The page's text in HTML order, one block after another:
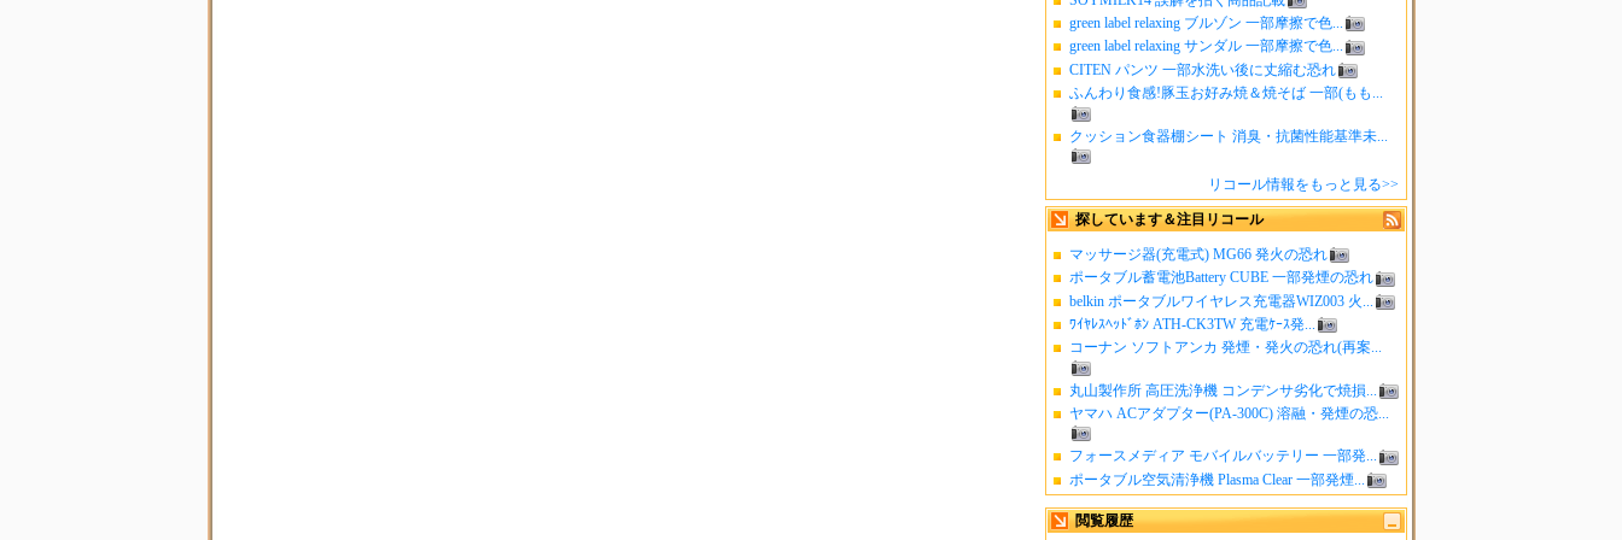
green label relaxing ブルゾン 一部摩擦で色...
green label relaxing サンダル 一部摩擦で色...
CITEN パンツ 一部水洗い後に丈縮む恐れ
ふんわり食感!豚玉お好み焼＆焼そば 一部(もも...
クッション食器棚シート 消臭・抗菌性能基準未...
リコール情報をもっと見る>>
探しています＆注目リコール
マッサージ器(充電式) MG66 発火の恐れ
ポータブル蓄電池Battery CUBE 一部発煙の恐れ
belkin ポータブルワイヤレス充電器WIZ003 火...
ﾜｲﾔﾚｽﾍｯﾄﾞﾎﾝ ATH-CK3TW 充電ｹｰｽ発...
コーナン ソフトアンカ 発煙・発火の恐れ(再案...
丸山製作所 高圧洗浄機 コンデンサ劣化で焼損...
ヤマハ ACアダプター(PA-300C) 溶融・発煙の恐...
フォースメディア モバイルバッテリー 一部発...
ポータブル空気清浄機 Plasma Clear 一部発煙...
閲覧履歴